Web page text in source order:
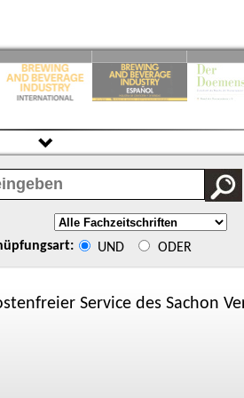
UND ODER
Service des Sachon